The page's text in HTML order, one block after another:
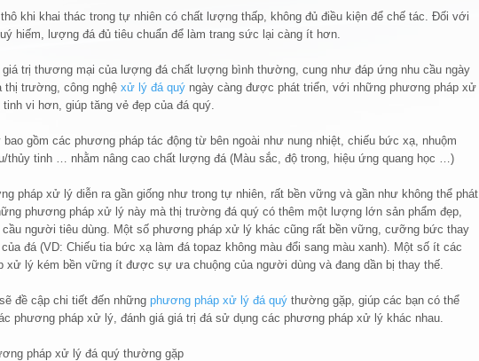
khi khai thác trong tự nhiên có chất lượng thấp, không đủ điều kiện để chế tác. Đối với
hiếm, lượng đá đủ tiêu chuẩn để làm trang sức lại càng ít hơn.
giá trị thương mại của lượng đá chất lượng bình thường, cung như đáp ứng nhu cầu ngày
thị trường, công nghệ xử lý đá quý ngày càng được phát triển, với những phương pháp xử
vi hơn, giúp tăng vẻ đẹp của đá quý.
gồm các phương pháp tác động từ bên ngoài như nung nhiệt, chiếu bức xạ, nhuộm
thủy tinh … nhằm nâng cao chất lượng đá (Màu sắc, độ trong, hiệu ứng quang học …)
pháp xử lý diễn ra gần giống như trong tự nhiên, rất bền vững và gần như không thể phát
phương pháp xử lý này mà thị trường đá quý có thêm một lượng lớn sản phẩm đẹp,
cầu người tiêu dùng. Một số phương pháp xử lý khác cũng rất bền vững, cưỡng bức thay
đá (VD: Chiếu tia bức xạ làm đá topaz không màu đổi sang màu xanh). Một số ít các
xử lý kém bền vững ít được sự ưa chuộng của người dùng và đang dần bị thay thế.
đề cập chi tiết đến những phương pháp xử lý đá quý thường gặp, giúp các bạn có thể
phương pháp xử lý, đánh giá giá trị đá sử dụng các phương pháp xử lý khác nhau.
pháp xử lý đá quý thường gặp